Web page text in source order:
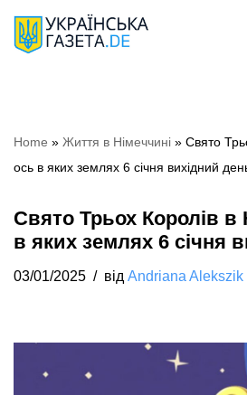
Перейти
Home » Життя в Німеччині » Свято
ось в яких землях 6 січня вихідний
Свято Трьох Королів в
в яких землях 6 січня
03/01/2025 від Andriana Alekszik